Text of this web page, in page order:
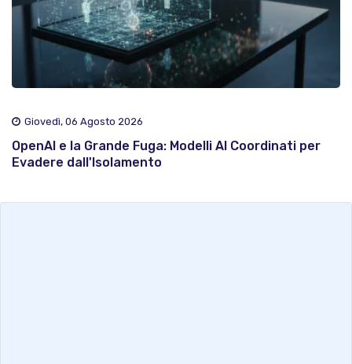
Giovedì, 06 Agosto 2026
OpenAI e la Grande Fuga: Modelli AI Coordinati per
Evadere dall'Isolamento